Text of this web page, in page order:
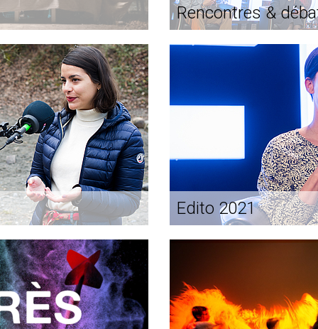
Rencontres &
Edito 2021